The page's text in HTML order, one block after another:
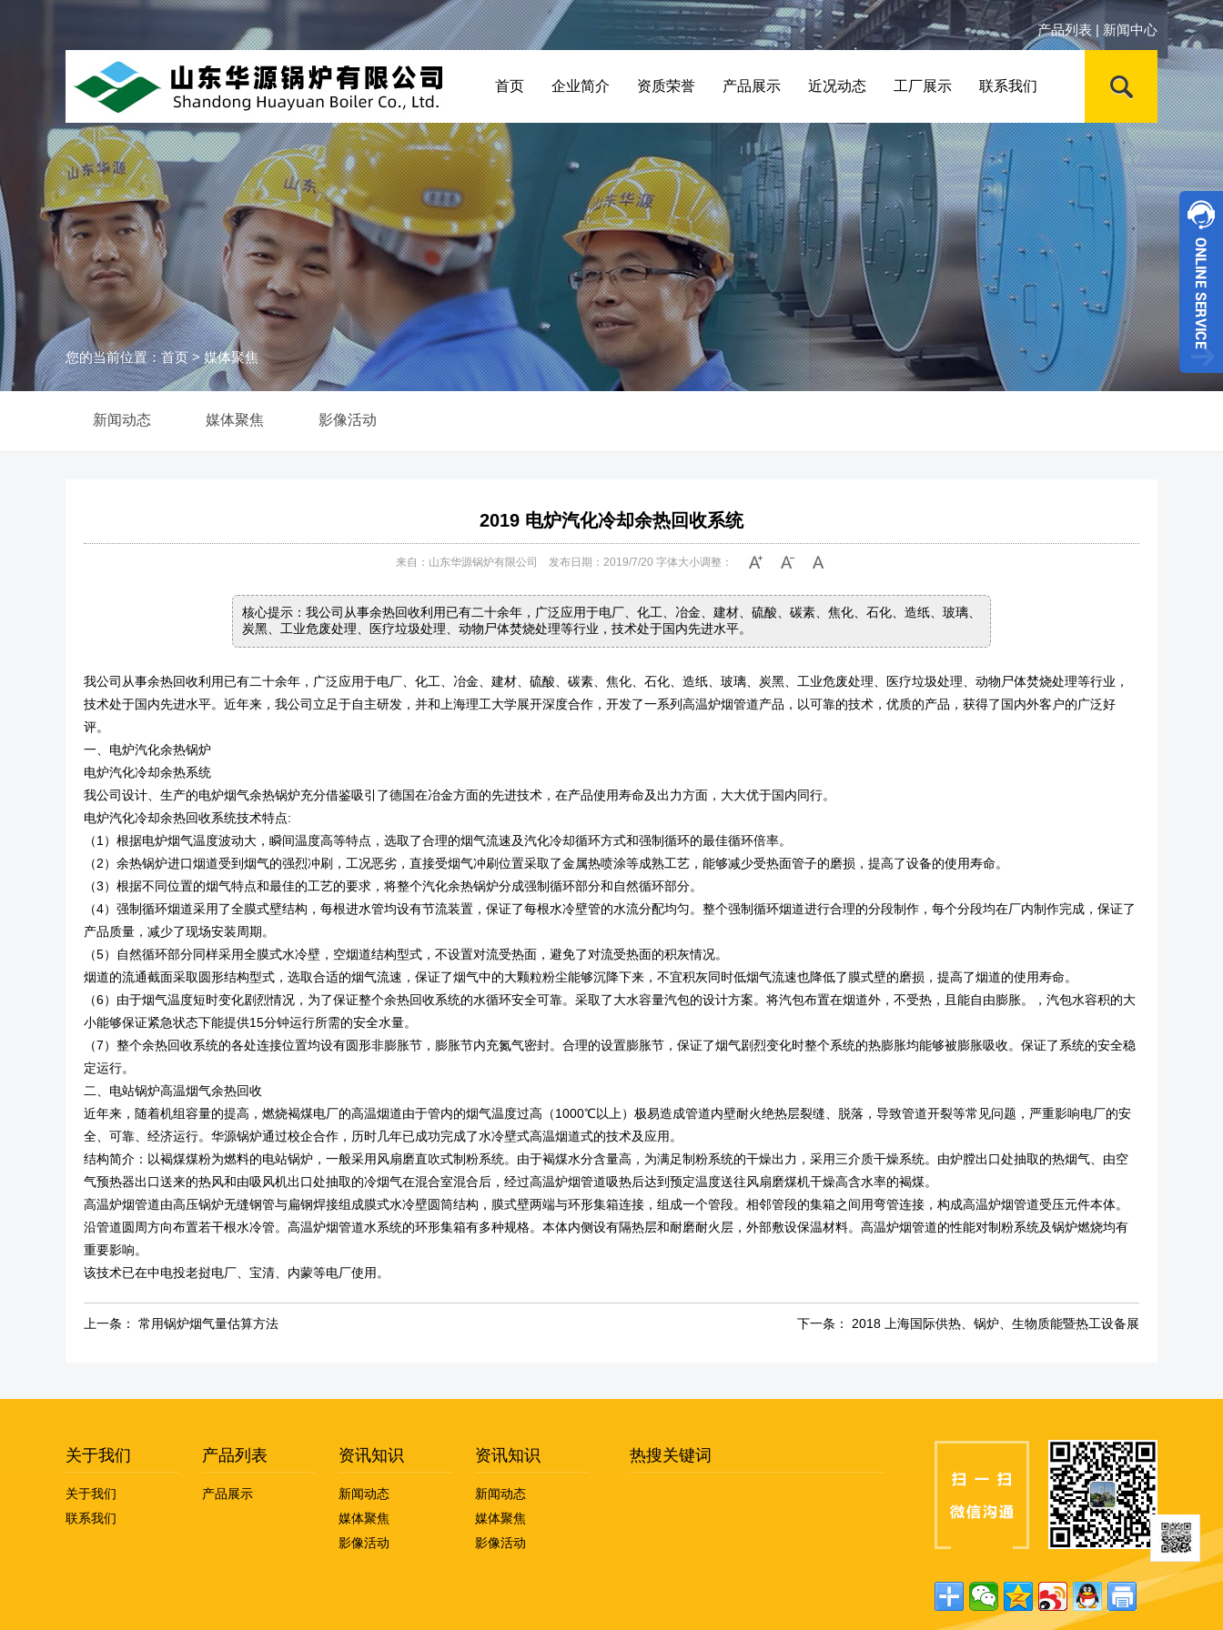
产品列表|新闻中心
首页 企业简介 资质荣誉 产品展示 近况动态 工厂展示 联系我们
您的当前位置：首页>媒体聚焦
新闻动态 媒体聚焦 影像活动
2019 电炉汽化冷却余热回收系统
来自：山东华源锅炉有限公司 发布日期：2019/7/20 字体大小调整：
核心提示：我公司从事余热回收利用已有二十余年，广泛应用于电厂、化工、冶金、建材、硫酸、碳素、焦化、石化、造纸、玻璃、
炭黑、工业危废处理、医疗垃圾处理、动物尸体焚烧处理等行业，技术处于国内先进水平。
我公司从事余热回收利用已有二十余年，广泛应用于电厂、化工、冶金、建材、硫酸、碳素、焦化、石化、造纸、玻璃、炭黑、工业危废处理、医疗垃圾处理、动物尸体焚烧处理等行业，
技术处于国内先进水平。近年来，我公司立足于自主研发，并和上海理工大学展开深度合作，开发了一系列高温炉烟管道产品，以可靠的技术，优质的产品，获得了国内外客户的广泛好
评。
一、电炉汽化余热锅炉
电炉汽化冷却余热系统
我公司设计、生产的电炉烟气余热锅炉充分借鉴吸引了德国在冶金方面的先进技术，在产品使用寿命及出力方面，大大优于国内同行。
电炉汽化冷却余热回收系统技术特点:
（1）根据电炉烟气温度波动大，瞬间温度高等特点，选取了合理的烟气流速及汽化冷却循环方式和强制循环的最佳循环倍率。
（2）余热锅炉进口烟道受到烟气的强烈冲刷，工况恶劣，直接受烟气冲刷位置采取了金属热喷涂等成熟工艺，能够减少受热面管子的磨损，提高了设备的使用寿命。
（3）根据不同位置的烟气特点和最佳的工艺的要求，将整个汽化余热锅炉分成强制循环部分和自然循环部分。
（4）强制循环烟道采用了全膜式壁结构，每根进水管均设有节流装置，保证了每根水冷壁管的水流分配均匀。整个强制循环烟道进行合理的分段制作，每个分段均在厂内制作完成，保证了
产品质量，减少了现场安装周期。
（5）自然循环部分同样采用全膜式水冷壁，空烟道结构型式，不设置对流受热面，避免了对流受热面的积灰情况。
烟道的流通截面采取圆形结构型式，选取合适的烟气流速，保证了烟气中的大颗粒粉尘能够沉降下来，不宜积灰同时低烟气流速也降低了膜式壁的磨损，提高了烟道的使用寿命。
（6）由于烟气温度短时变化剧烈情况，为了保证整个余热回收系统的水循环安全可靠。采取了大水容量汽包的设计方案。将汽包布置在烟道外，不受热，且能自由膨胀。，汽包水容积的大
小能够保证紧急状态下能提供15分钟运行所需的安全水量。
（7）整个余热回收系统的各处连接位置均设有圆形非膨胀节，膨胀节内充氮气密封。合理的设置膨胀节，保证了烟气剧烈变化时整个系统的热膨胀均能够被膨胀吸收。保证了系统的安全稳
定运行。
二、电站锅炉高温烟气余热回收
近年来，随着机组容量的提高，燃烧褐煤电厂的高温烟道由于管内的烟气温度过高（1000℃以上）极易造成管道内壁耐火绝热层裂缝、脱落，导致管道开裂等常见问题，严重影响电厂的安
全、可靠、经济运行。华源锅炉通过校企合作，历时几年已成功完成了水冷壁式高温烟道式的技术及应用。
结构简介：以褐煤煤粉为燃料的电站锅炉，一般采用风扇磨直吹式制粉系统。由于褐煤水分含量高，为满足制粉系统的干燥出力，采用三介质干燥系统。由炉膛出口处抽取的热烟气、由空
气预热器出口送来的热风和由吸风机出口处抽取的冷烟气在混合室混合后，经过高温炉烟管道吸热后达到预定温度送往风扇磨煤机干燥高含水率的褐煤。
高温炉烟管道由高压锅炉无缝钢管与扁钢焊接组成膜式水冷壁圆筒结构，膜式壁两端与环形集箱连接，组成一个管段。相邻管段的集箱之间用弯管连接，构成高温炉烟管道受压元件本体。
沿管道圆周方向布置若干根水冷管。高温炉烟管道水系统的环形集箱有多种规格。本体内侧设有隔热层和耐磨耐火层，外部敷设保温材料。高温炉烟管道的性能对制粉系统及锅炉燃烧均有
重要影响。
该技术已在中电投老挝电厂、宝清、内蒙等电厂使用。
下一条： 2018 上海国际供热、锅炉、生物质能暨热工设备展
上一条： 常用锅炉烟气量估算方法
关于我们
关于我们
联系我们
产品列表
产品展示
资讯知识
新闻动态
媒体聚焦
影像活动
资讯知识
新闻动态
媒体聚焦
影像活动
热搜关键词